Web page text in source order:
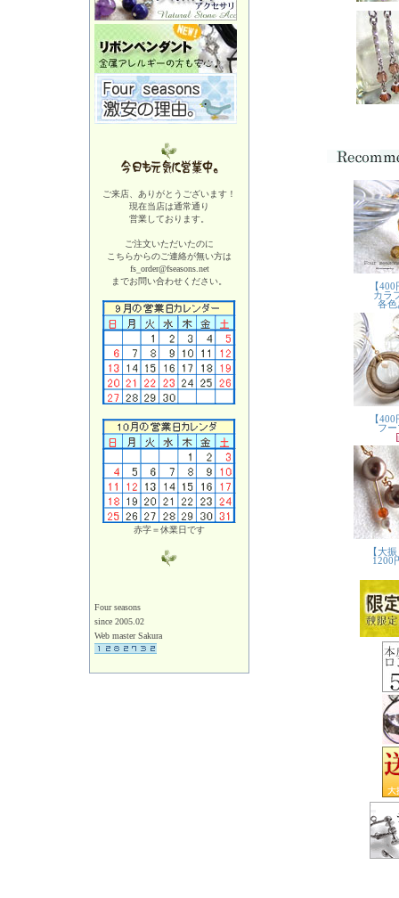
ご来店、ありがとうございます！
現在当店は通常通り
営業しております。
ご注文いただいたのに
こちらからのご連絡が無い方は
fs_order@fseasons.net
までお問い合わせください。
赤字＝休業日です
Four seasons
since 2005.02
Web master Sakura